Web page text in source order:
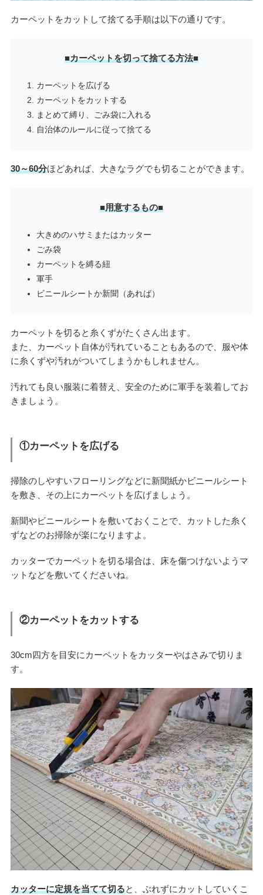
カーペットをカットして捨てる手順は以下の通りです。
■カーペットを切って捨てる方法■
カーペットを広げる
カーペットをカットする
まとめて縛り、ごみ袋に入れる
自治体のルールに従って捨てる
30～60分ほどあれば、大きなラグでも切ることができます。
■用意するもの■
大きめのハサミまたはカッター
ごみ袋
カーペットを縛る紐
軍手
ビニールシートか新聞（あれば）
カーペットを切ると糸くずがたくさん出ます。
また、カーペット自体が汚れていることもあるので、服や体
に糸くずや汚れがついてしまうかもしれません。
汚れても良い服装に着替え、安全のために軍手を装着してお
きましょう。
①カーペットを広げる
掃除のしやすいフローリングなどに新聞紙かビニールシート
を敷き、その上にカーペットを広げましょう。
新聞やビニールシートを敷いておくことで、カットした糸く
ずなどのお掃除が楽になりますよ。
カッターでカーペットを切る場合は、床を傷つけないようマ
ットなどを敷いてくださいね。
②カーペットをカットする
30cm四方を目安にカーペットをカッターやはさみで切りま
す。
カッターに定規を当てて切ると、ぶれずにカットしていくこ